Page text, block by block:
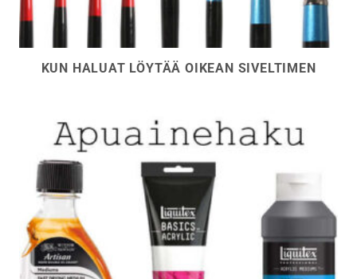
KUN HALUAT LÖYTÄÄ OIKEAN SIVELTIMEN